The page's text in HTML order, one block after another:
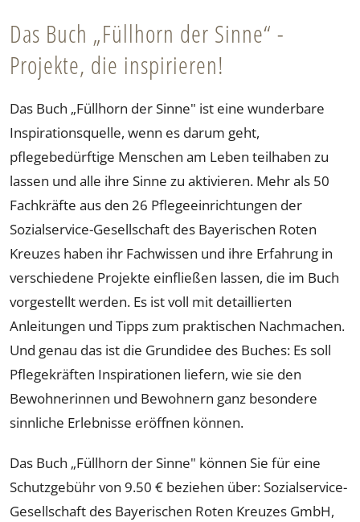
Das Buch „Füllhorn der Sinne“ -
Projekte, die inspirieren!
Das Buch „Füllhorn der Sinne" ist eine wunderbare
Inspirationsquelle, wenn es darum geht,
pflegebedürftige Menschen am Leben teilhaben zu
lassen und alle ihre Sinne zu aktivieren. Mehr als 50
Fachkräfte aus den 26 Pflegeeinrichtungen der
Sozialservice-Gesellschaft des Bayerischen Roten
Kreuzes haben ihr Fachwissen und ihre Erfahrung in
verschiedene Projekte einfließen lassen, die im Buch
vorgestellt werden. Es ist voll mit detaillierten
Anleitungen und Tipps zum praktischen Nachmachen.
Und genau das ist die Grundidee des Buches: Es soll
Pflegekräften Inspirationen liefern, wie sie den
Bewohnerinnen und Bewohnern ganz besondere
sinnliche Erlebnisse eröffnen können.
Das Buch „Füllhorn der Sinne" können Sie für eine
Schutzgebühr von 9.50 € beziehen über: Sozialservice-
Gesellschaft des Bayerischen Roten Kreuzes GmbH,